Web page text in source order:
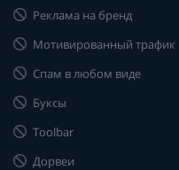
Реклама на бренд
Мотивированный трафик
Спам в любом виде
Буксы
Toolbar
Дорвеи